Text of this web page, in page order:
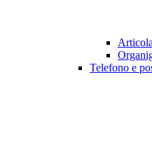
Telefono e